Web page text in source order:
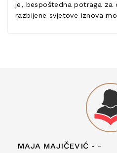
je, bespoštedna potraga za
razbijene svjetove iznova
MAJA MAJIČEVIĆ - -